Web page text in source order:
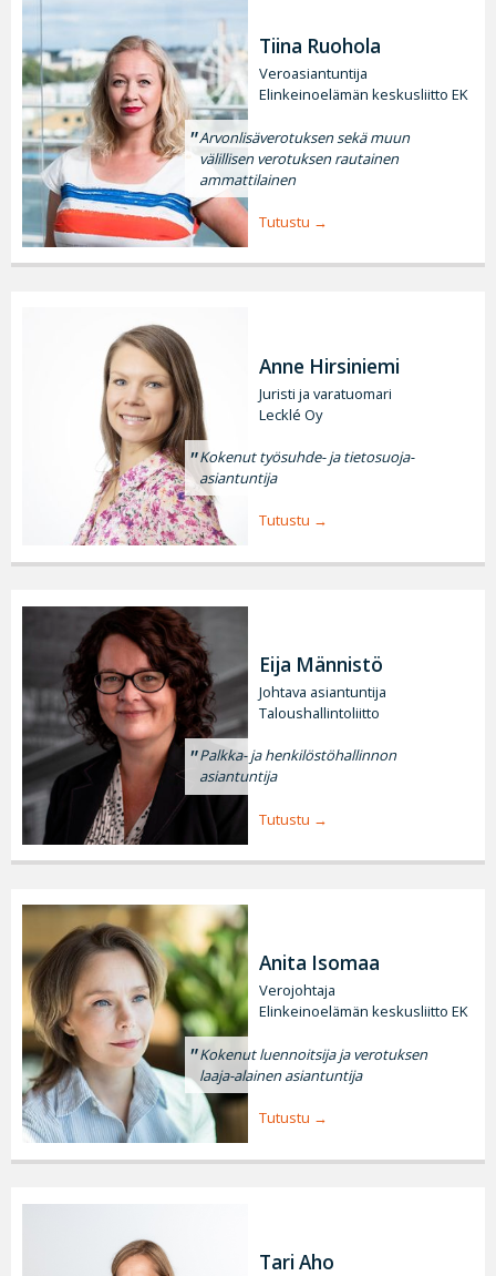
Tiina Ruohola
Veroasiantuntija
Elinkeinoelämän keskusliitto EK
Arvonlisäverotuksen sekä muun
välillisen verotuksen rautainen
ammattilainen
Tutustu
Anne Hirsiniemi
Juristi ja varatuomari
Lecklé Oy
Kokenut työsuhde- ja tietosuoja-
asiantuntija
Tutustu
Eija Männistö
Johtava asiantuntija
Taloushallintoliitto
Palkka- ja henkilöstöhallinnon
asiantuntija
Tutustu
Anita Isomaa
Verojohtaja
Elinkeinoelämän keskusliitto EK
Kokenut luennoitsija ja verotuksen
laaja-alainen asiantuntija
Tutustu
Tari Aho